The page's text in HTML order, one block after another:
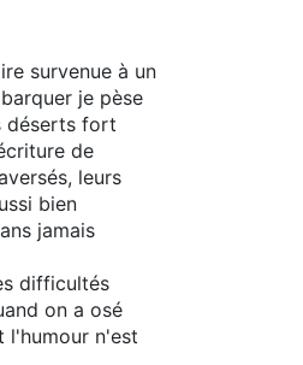
survenue à un
je pèse
déserts fort
de
leurs
bien
jamais
difficultés
on a osé
l'humour n'est